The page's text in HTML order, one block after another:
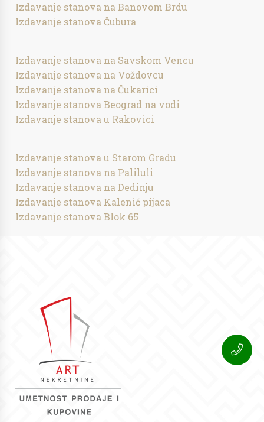
Izdavanje stanova na Banovom Brdu
Izdavanje stanova Čubura
Izdavanje stanova na Savskom Vencu
Izdavanje stanova na Voždovcu
Izdavanje stanova na Čukarici
Izdavanje stanova Beograd na vodi
Izdavanje stanova u Rakovici
Izdavanje stanova u Starom Gradu
Izdavanje stanova na Paliluli
Izdavanje stanova na Dedinju
Izdavanje stanova Kalenić pijaca
Izdavanje stanova Blok 65